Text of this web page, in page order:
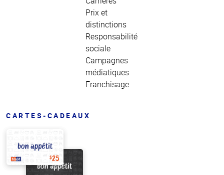
Prix et
distinctions
Responsabilité
sociale
Campagnes
médiatiques
Franchisage
CARTES-CADEAUX